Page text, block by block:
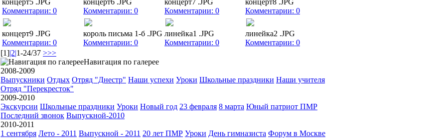
концерт5 .JPG
Комментарии: 0
концерт6 .JPG
Комментарии: 0
концерт7 .JPG
Комментарии: 0
концерт8 .JPG
Комментарии: 0
концерт9 .JPG
Комментарии: 0
король письма 1-б .JPG
Комментарии: 0
линейка1 .JPG
Комментарии: 0
линейка2 .JPG
Комментарии: 0
[1]|2|1-24/37 >>>
Навигация по галерее
2008-2009
Выпускники Отдых Отряд "Днестр" Наши успехи Уроки Школьные праздники Наши учителя
Отряд "Перекресток"
2009-2010
Экскурсии Школьные праздники Уроки Новый год 23 февраля 8 марта Юный патриот ПМР
Последний звонок Выпускной-2010
2010-2011
1 сентября Лето - 2011 Выпускной - 2011 20 лет ПМР Уроки День гимназиста Форум в Москве